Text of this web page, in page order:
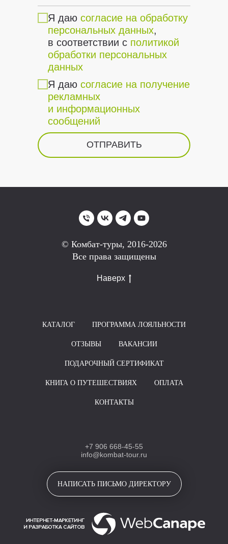
Я даю согласие на обработку
персональных данных,
в соответствии с политикой
обработки персональных
данных
Я даю согласие на получение
рекламных
и информационных
сообщений
ОТПРАВИТЬ
© Комбат-туры, 2016-2026
Все права защищены
Наверх
КАТАЛОГ ПРОГРАММА ЛОЯЛЬНОСТИ
ОТЗЫВЫ ВАКАНСИИ
ПОДАРОЧНЫЙ СЕРТИФИКАТ
КНИГА О ПУТЕШЕСТВИЯХ ОПЛАТА
КОНТАКТЫ
+7 906 668-45-55
info@kombat-tour.ru
НАПИСАТЬ ПИСЬМО ДИРЕКТОРУ